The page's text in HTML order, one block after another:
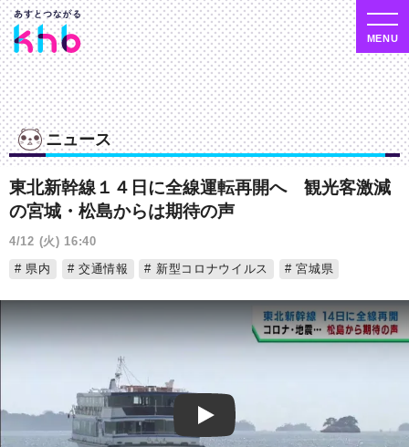
ニュース
東北新幹線１４日に全線運転再開へ 観光客激減
の宮城・松島からは期待の声
4/12 (火) 16:40
県内
交通情報 新型コロナウイルス 宮城県
Play